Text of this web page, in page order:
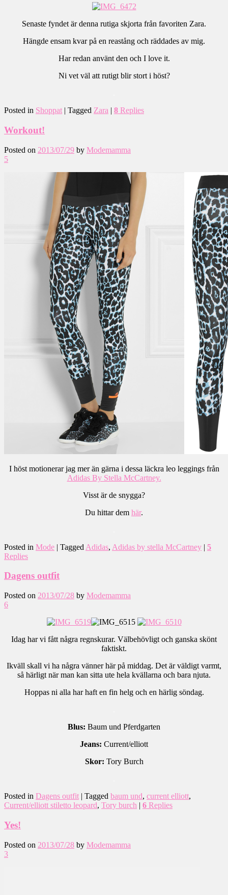
Senaste fyndet är denna rutiga skjorta från favoriten Zara.
Hängde ensam kvar på en reastång och räddades av mig.
Har redan använt den och I love it.
Ni vet väl att rutigt blir stort i höst?
Posted in Shoppat | Tagged Zara | 8 Replies
Workout!
Posted on 2013/07/29 by Modemamma
5
I höst motionerar jag mer än gärna i dessa läckra leo leggings från
Adidas By Stella McCartney.
Visst är de snygga?
Du hittar dem här.
Posted in Mode | Tagged Adidas, Adidas by stella McCartney | 5
Replies
Dagens outfit
Posted on 2013/07/28 by Modemamma
6
Idag har vi fått några regnskurar. Välbehövligt och ganska skönt
faktiskt.
Ikväll skall vi ha några vänner här på middag. Det är väldigt varmt,
så härligt när man kan sitta ute hela kvällarna och bara njuta.
Hoppas ni alla har haft en fin helg och en härlig söndag.
Blus: Baum und Pferdgarten
Jeans: Current/elliott
Skor: Tory Burch
Posted in Dagens outfit | Tagged baum und, current elliott,
Current/elliott stiletto leopard, Tory burch | 6 Replies
Yes!
Posted on 2013/07/28 by Modemamma
3